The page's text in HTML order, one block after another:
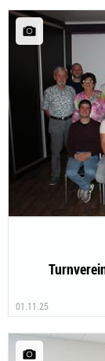
01.11.25